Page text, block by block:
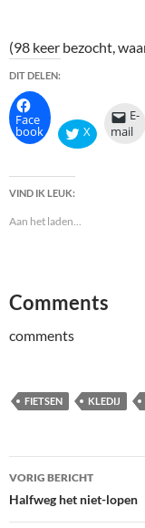
(98 keer bezocht,
DIT DELEN:
Face
book X
E-
mail
VIND IK LEUK:
Aan het laden...
Comments
comments
FIETSEN KLEDIJ
Bericht
navigatie
VORIG BERICHT
Halfweg het niet-lopen